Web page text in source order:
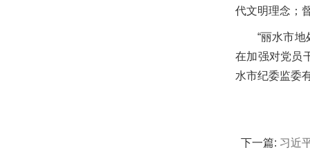
代文明理念；
“丽水市
在加强对党员
水市纪委监委
下一篇: 习近